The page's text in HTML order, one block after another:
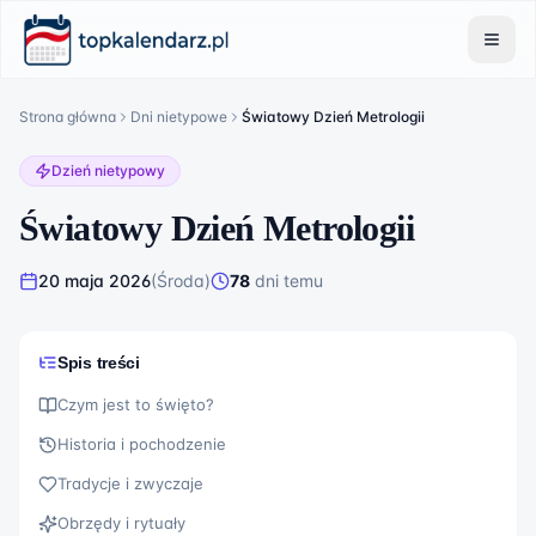
Strona główna Dni nietypowe Światowy Dzień Metrologii
Dzień nietypowy
Światowy Dzień Metrologii
20 maja 2026(Środa) 78 dni temu
Spis treści
Czym jest to święto?
Historia i pochodzenie
Tradycje i zwyczaje
Obrzędy i rytuały